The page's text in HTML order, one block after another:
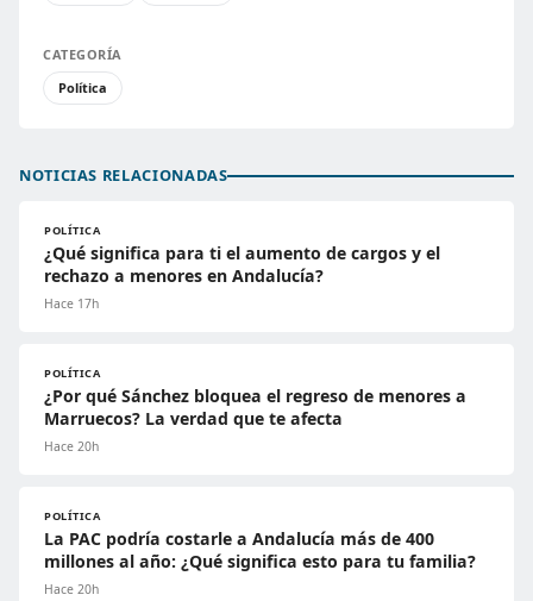
CATEGORÍA
Política
NOTICIAS RELACIONADAS
POLÍTICA
¿Qué significa para ti el aumento de cargos y el
rechazo a menores en Andalucía?
Hace 17h
POLÍTICA
¿Por qué Sánchez bloquea el regreso de menores a
Marruecos? La verdad que te afecta
Hace 20h
POLÍTICA
La PAC podría costarle a Andalucía más de 400
millones al año: ¿Qué significa esto para tu familia?
Hace 20h